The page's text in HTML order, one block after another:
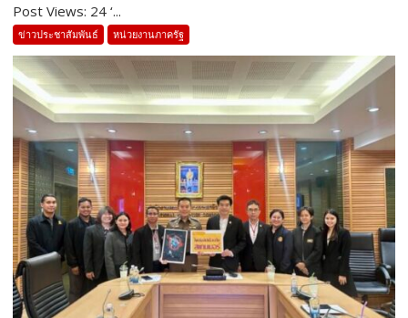
Post Views: 24 ‘...
ข่าวประชาสัมพันธ์ หน่วยงานภาครัฐ